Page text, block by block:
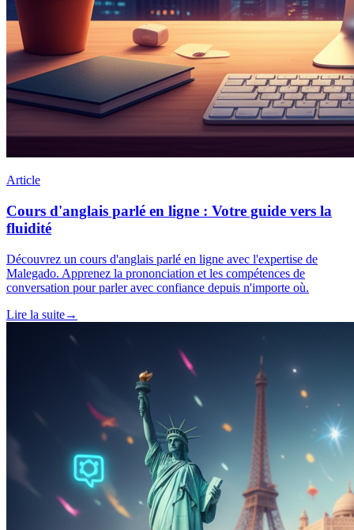
Article
Cours d'anglais parlé en ligne : Votre guide vers la
fluidité
Découvrez un cours d'anglais parlé en ligne avec l'expertise de
Malegado. Apprenez la prononciation et les compétences de
conversation pour parler avec confiance depuis n'importe où.
Lire la suite→